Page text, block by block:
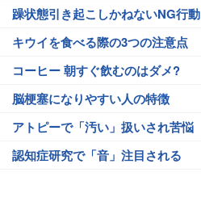
躁状態引き起こしかねないNG行動
キウイを食べる際の3つの注意点
コーヒー 朝すぐ飲むのはダメ?
脳梗塞になりやすい人の特徴
アトピーで「汚い」扱いされ苦悩
認知症研究で「音」注目される